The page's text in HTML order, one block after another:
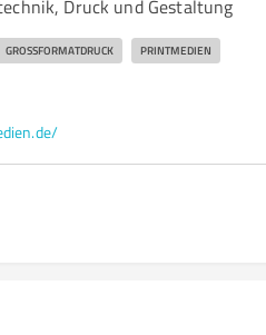
Druck und Gestaltung
GROSSFORMATDRUCK PRINTMEDIEN